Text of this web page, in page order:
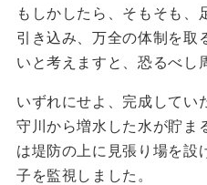
もしかしたら、そもそも、
引き込み、万全の体制を取
いと考えますと、恐るべし
いずれにせよ、完成してい
守川から増水した水が貯ま
は堤防の上に見張り場を設
子を監視しました。